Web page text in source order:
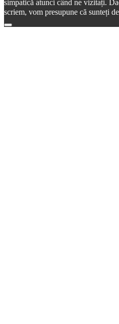
simpatică atunci când ne vizitați.
scriem, vom presupune că sunteți